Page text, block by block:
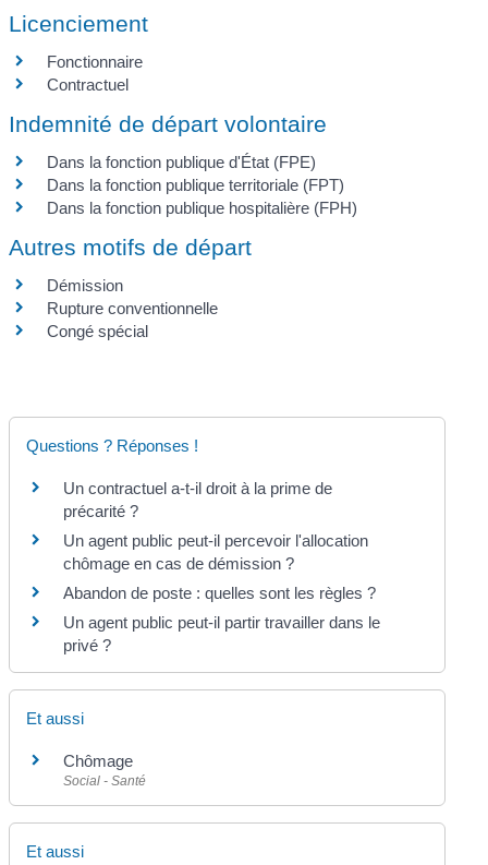
Licenciement
Fonctionnaire
Contractuel
Indemnité de départ volontaire
Dans la fonction publique d'État (FPE)
Dans la fonction publique territoriale (FPT)
Dans la fonction publique hospitalière (FPH)
Autres motifs de départ
Démission
Rupture conventionnelle
Congé spécial
Questions ? Réponses !
Un contractuel a-t-il droit à la prime de
précarité ?
Un agent public peut-il percevoir l'allocation
chômage en cas de démission ?
Abandon de poste : quelles sont les règles ?
Un agent public peut-il partir travailler dans le
privé ?
Et aussi
Chômage
Social - Santé
Et aussi